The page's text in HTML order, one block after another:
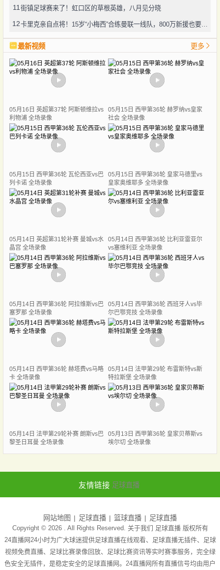
11街镇足球赛来了！虹口区的草根英雄，八月见分晓
12 卡里克亲自点将！15岁“小梅西”合练曼联一线队，800万新援也要露脸
最新视频 更多
05月16日 英超第37轮 阿斯顿维拉vs
利物浦 全场录像
05月15日 西甲第36轮 赫罗纳vs皇家
社会 全场录像
05月15日 西甲第36轮 瓦伦西亚vs巴
列卡诺 全场录像
05月15日 西甲第36轮 皇家马德里vs
皇家奥维耶多 全场录像
05月14日 英超第31轮补赛 曼城vs水
晶宫 全场录像
05月14日 西甲第36轮 比利亚雷亚尔
vs塞维利亚 全场录像
05月14日 西甲第36轮 阿拉维斯vs巴
塞罗那 全场录像
05月14日 西甲第36轮 西班牙人vs毕
尔巴鄂竞技 全场录像
05月14日 西甲第36轮 赫塔费vs马略
卡 全场录像
05月14日 法甲第29轮 布雷斯特vs斯
特拉斯堡 全场录像
05月14日 法甲第29轮补赛 朗斯vs巴
黎圣日耳曼 全场录像
05月13日 西甲第36轮 皇家贝蒂斯vs
埃尔切 全场录像
友情链接 足球直播
网站地图 足球直播 篮球直播 足球直播
Copyright © 2026 . All Rights Reserved. 关于我们 足球直播版权所有
24直播网24小时为广大球迷提供足球直播在线观看、足球直播无插件、足球
视频免费直播、足球比赛录像回放、足球比赛资讯等实时赛事服务，完全绿
色安全无插件，是稳定安全的足球直播网。24直播网所有直播信号均由用户